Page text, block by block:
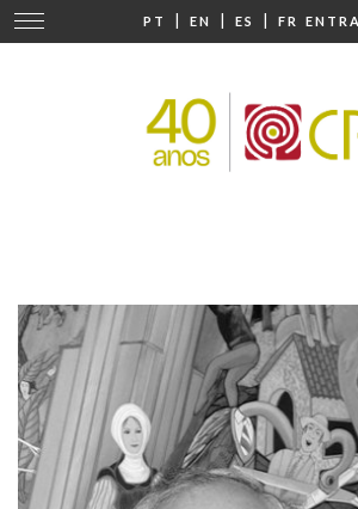
PT | EN | ES | FR
Mudar
navegação